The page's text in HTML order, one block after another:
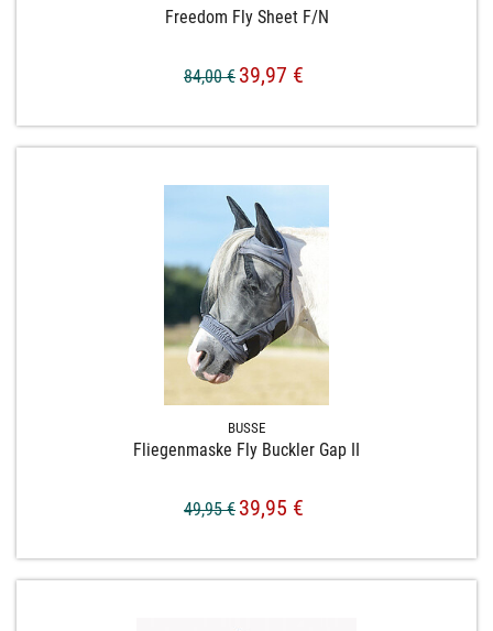
Freedom Fly Sheet F/​N
84,00 € 39,97 €
BUSSE
Fliegenmaske Fly Buckler Gap II
49,95 € 39,95 €